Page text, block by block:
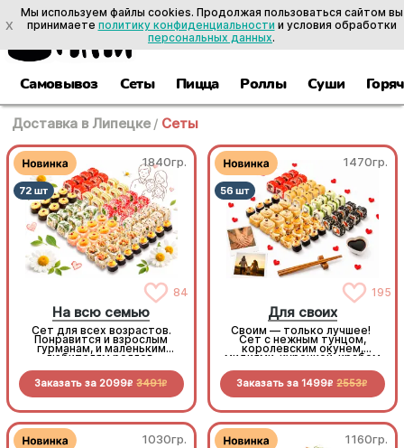
Самовывоз Сеты Пицца Роллы Суши
Доставка в Липецке / Сеты
1840гр.
84
На всю семью
Сет для всех возрастов.
Понравится и взрослым
гурманам, и маленьким
любителям роллов.
яркие вкусы и нежные
сочетания. Безусловный хит
Заказать за 2099R 3491R
1470гр.
195
Для своих
Своим — только лучшее!
Сет с нежным тунцом,
королевским окунем,
мидиями, курочкой, крабом
Сытно, разнообразно и
невероятно вкусно.
Бросайте дела, собирайте
своих и наслаждайтесь
моментом
Заказать за 1499R 2553R
1030гр. 1160гр.
X
Мы используем файлы cookies. Продолжая пользоваться сайтом вы
принимаете политику конфиденциальности и условия обработки
персональных данных.